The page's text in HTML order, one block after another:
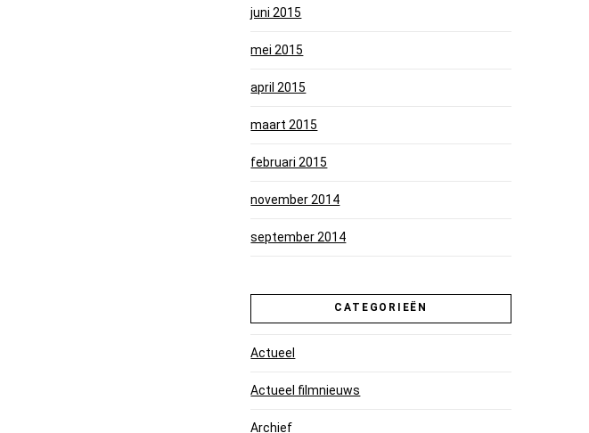
juni 2015
mei 2015
april 2015
maart 2015
februari 2015
november 2014
september 2014
CATEGORIEËN
Actueel
Actueel filmnieuws
Archief